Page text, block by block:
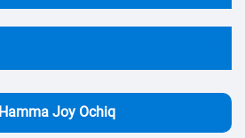
Hamma Joy Ochiq